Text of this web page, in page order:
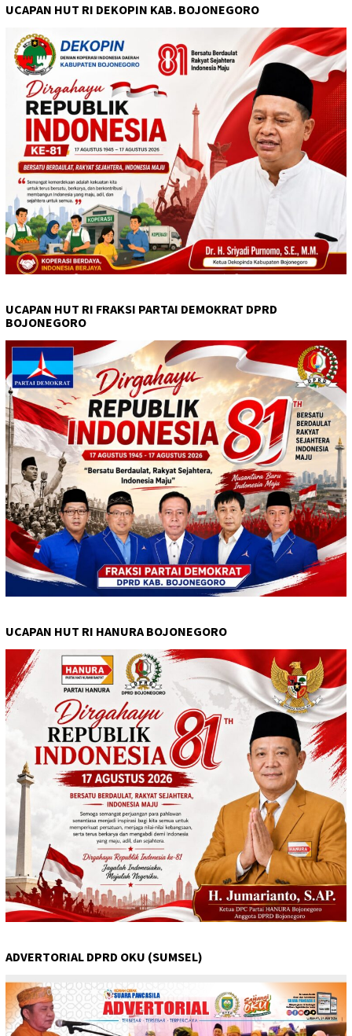
UCAPAN HUT RI DEKOPIN KAB. BOJONEGORO
UCAPAN HUT RI FRAKSI PARTAI DEMOKRAT DPRD
BOJONEGORO
UCAPAN HUT RI HANURA BOJONEGORO
ADVERTORIAL DPRD OKU (SUMSEL)